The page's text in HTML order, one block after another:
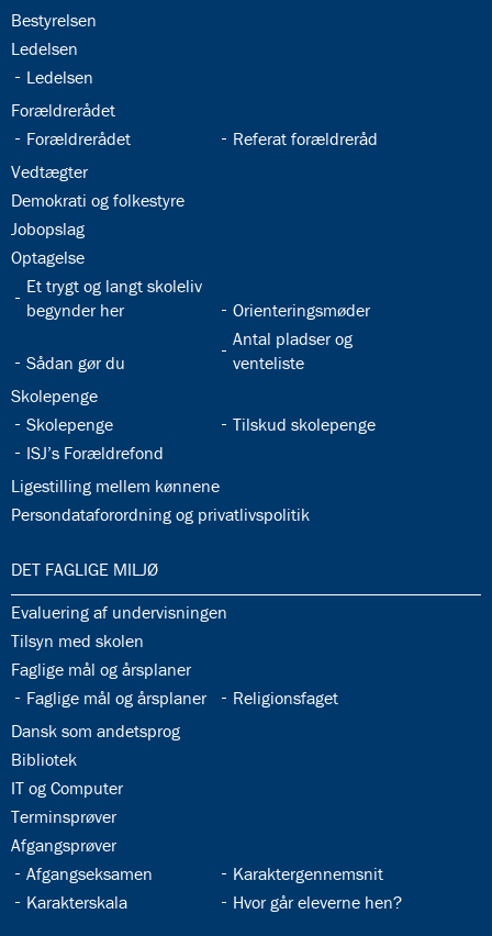
32.18:
Bestyrelsen
32.19:
Ledelsen
32.20:
Ledelsen
32.21:
Forældrerådet
32.22:
Forældrerådet 32.23:
Referat forældreråd
32.24:
Vedtægter
32.25:
Demokrati og folkestyre
32.26:
Jobopslag
32.27:
Optagelse
32.28:
Et trygt og langt skoleliv
begynder her
32.29:
Orienteringsmøder
32.30:
Sådan gør du
32.31:
Antal pladser og
venteliste
32.32:
Skolepenge
32.33:
Skolepenge 32.34:
Tilskud skolepenge
32.35:
ISJ’s Forældrefond
32.36:
Ligestilling mellem kønnene
32.37:
Persondataforordning og privatlivspolitik
33.0:
DET FAGLIGE MILJØ
33.1:
Evaluering af undervisningen
33.2:
Tilsyn med skolen
33.3:
Faglige mål og årsplaner
33.4:
Faglige mål og årsplaner 33.5:
Religionsfaget
33.6:
Dansk som andetsprog
33.7:
Bibliotek
33.8:
IT og Computer
33.9:
Terminsprøver
33.10:
Afgangsprøver
33.11:
Afgangseksamen 33.12:
Karaktergennemsnit
33.13:
Karakterskala 33.14:
Hvor går eleverne hen?